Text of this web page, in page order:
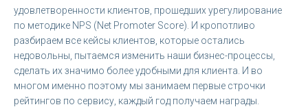
удовлетворенности клиентов, прошедших урегулирование
по методике NPS (Net Promoter Score). И кропотливо
разбираем все кейсы клиентов, которые остались
недовольны, пытаемся изменить наши бизнес-процессы,
сделать их значимо более удобными для клиента. И во
многом именно поэтому мы занимаем первые строчки
рейтингов по сервису, каждый год получаем награды.